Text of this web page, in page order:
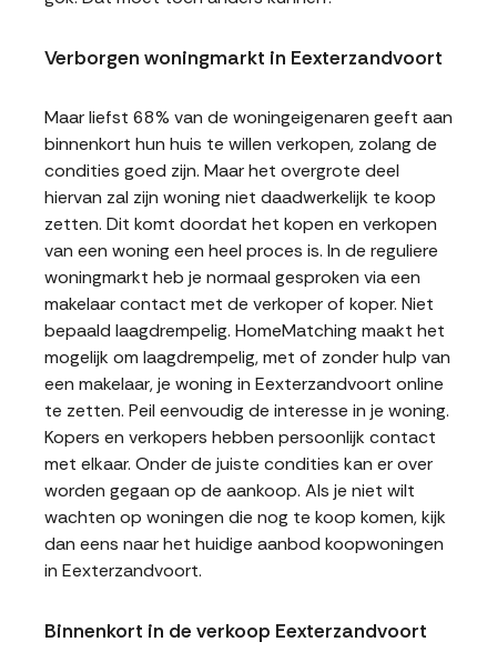
Verborgen woningmarkt in Eexterzandvoort
Maar liefst 68% van de woningeigenaren geeft aan
binnenkort hun huis te willen verkopen, zolang de
condities goed zijn. Maar het overgrote deel
hiervan zal zijn woning niet daadwerkelijk te koop
zetten. Dit komt doordat het kopen en verkopen
van een woning een heel proces is. In de reguliere
woningmarkt heb je normaal gesproken via een
makelaar contact met de verkoper of koper. Niet
bepaald laagdrempelig. HomeMatching maakt het
mogelijk om laagdrempelig, met of zonder hulp van
een makelaar, je woning in Eexterzandvoort online
te zetten. Peil eenvoudig de interesse in je woning.
Kopers en verkopers hebben persoonlijk contact
met elkaar. Onder de juiste condities kan er over
worden gegaan op de aankoop. Als je niet wilt
wachten op woningen die nog te koop komen, kijk
dan eens naar het huidige aanbod koopwoningen
in Eexterzandvoort.
Binnenkort in de verkoop Eexterzandvoort